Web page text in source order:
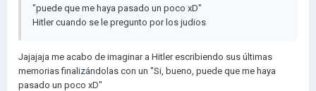
"puede que me haya pasado un poco xD"
Hitler cuando se le pregunto por los judios
Jajajaja me acabo de imaginar a Hitler escribiendo sus últimas
memorias finalizándolas con un "Si, bueno, puede que me haya
pasado un poco xD"